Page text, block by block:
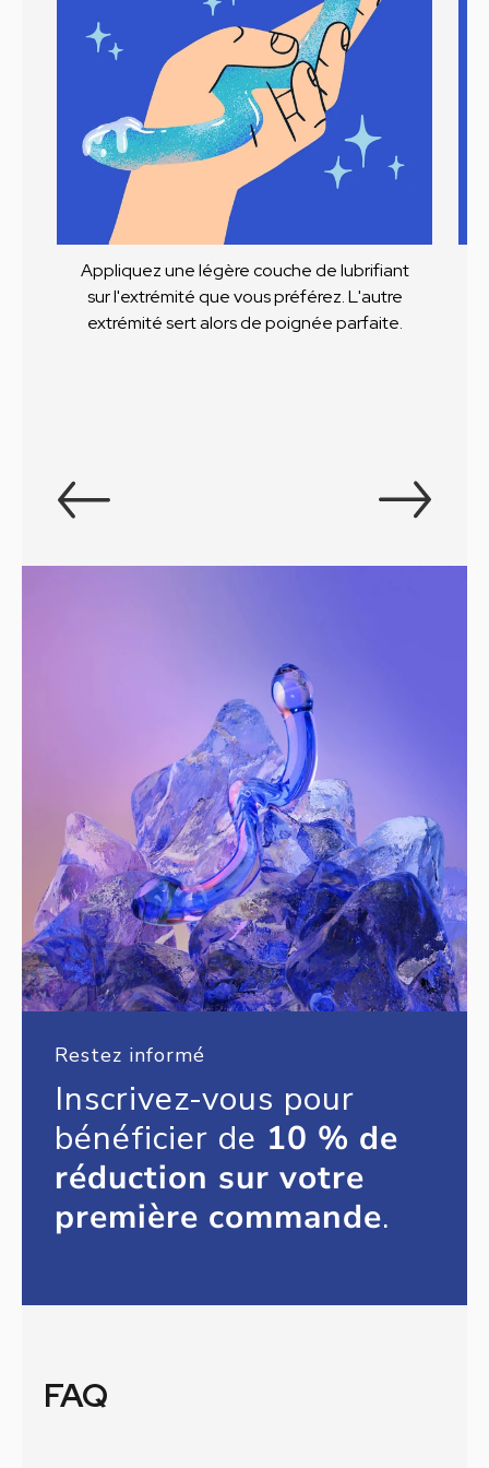
Appliquez une légère couche de lubrifiant
sur l'extrémité que vous préférez. L'autre
extrémité sert alors de poignée parfaite.
Restez informé
Inscrivez-vous pour
bénéficier de 10 % de
réduction sur votre
première commande.
FAQ